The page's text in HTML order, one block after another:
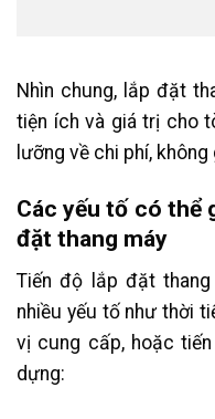
Nhìn chung, lắp đặt
tiện ích và giá trị cho
lưỡng về chi phí,
Các yếu tố có thể
đặt thang máy
Tiến độ lắp đặt
nhiều yếu tố như thời
vị cung cấp, hoặc
dựng: